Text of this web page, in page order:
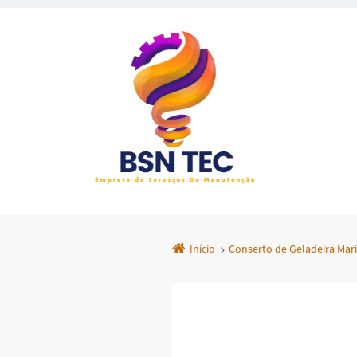
Início Conserto de Geladeira